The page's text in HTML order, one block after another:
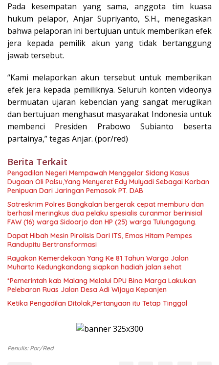
Pada kesempatan yang sama, anggota tim kuasa
hukum pelapor, Anjar Supriyanto, S.H., menegaskan
bahwa pelaporan ini bertujuan untuk memberikan efek
jera kepada pemilik akun yang tidak bertanggung
jawab tersebut.
“Kami melaporkan akun tersebut untuk memberikan
efek jera kepada pemiliknya. Seluruh konten videonya
bermuatan ujaran kebencian yang sangat merugikan
dan bertujuan menghasut masyarakat Indonesia untuk
membenci Presiden Prabowo Subianto beserta
partainya,” tegas Anjar. (por/red)
Berita Terkait
Pengadilan Negeri Mempawah Menggelar Sidang Kasus
Dugaan Oli Palsu,Yang Menyeret Edy Mulyadi Sebagai Korban
Penipuan Dari Jaringan Pemasok PT. DAB
Satreskrim Polres Bangkalan bergerak cepat memburu dan
berhasil meringkus dua pelaku spesialis curanmor berinisial
FAW (16) warga Sidoarjo dan HP (25) warga Tulungagung.
Dapat Hibah Mesin Pirolisis Dari ITS, Emas Hitam Pempes
Randupitu Bertransformasi
Rayakan Kemerdekaan Yang Ke 81 Tahun Warga Jalan
Muharto Kedungkandang siapkan hadiah jalan sehat
*Pemerintah kab Malang Melalui DPU Bina Marga Lakukan
Pelebaran Ruas Jalan Desa Adi Wijaya Kepanjen
Ketika Pengadilan Ditolak,Pertanyaan itu Tetap Tinggal
Penulis: Por/red